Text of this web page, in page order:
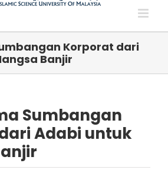
Korporat dari
Banjir
Sumbangan
Adabi untuk